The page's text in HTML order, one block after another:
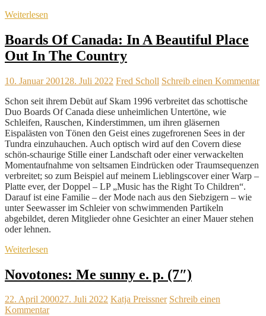
Weiterlesen
Boards Of Canada: In A Beautiful Place
Out In The Country
10. Januar 2001 28. Juli 2022 Fred Scholl Schreib einen Kommentar
Schon seit ihrem Debüt auf Skam 1996 verbreitet das schottische
Duo Boards Of Canada diese unheimlichen Untertöne, wie
Schleifen, Rauschen, Kinderstimmen, um ihren gläsernen
Eispalästen von Tönen den Geist eines zugefrorenen Sees in der
Tundra einzuhauchen. Auch optisch wird auf den Covern diese
schön-schaurige Stille einer Landschaft oder einer verwackelten
Momentaufnahme von seltsamen Eindrücken oder Traumsequenzen
verbreitet; so zum Beispiel auf meinem Lieblingscover einer Warp –
Platte ever, der Doppel – LP „Music has the Right To Children“.
Darauf ist eine Familie – der Mode nach aus den Siebzigern – wie
unter Seewasser im Schleier von schwimmenden Partikeln
abgebildet, deren Mitglieder ohne Gesichter an einer Mauer stehen
oder lehnen.
Weiterlesen
Novotones: Me sunny e. p. (7″)
22. April 200027. Juli 2022 Katja Preissner Schreib einen
Kommentar